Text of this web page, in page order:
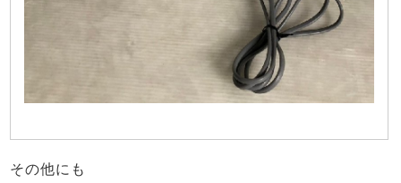
その他にも